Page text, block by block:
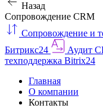
Назад
Сопровождение CRM
Сопровождение и
Битрикс24
Аудит
техподдержка Bitrix24
Главная
О компании
Контакты